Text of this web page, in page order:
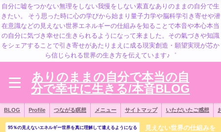
自分に嘘をつかない無理をしない我慢をしない素直なありのままの自分で生
きたい。 そう思った時に心の学びから始まり量子力学や脳科学引き寄せや潜
在意識などの見えない世界エネルギーの仕組みを知ることで本音や本心本当
の自分に気づき幸せに生きられるようになって来ました。その氣づきや知識
をシェアすることで引き寄せがあたりまえに成る現実創造・願望実現が芯か
ら信じられる世界の生き方を伝えています♪゛
ありのままの自分で本当の自
分で幸せに生きる/本音BLOG
BLOG Profile つながる瞑想 メニュー サイトマップ いただいたご感想
95％の見えないエネルギー世界を真に理解して遣えるようになる
見えない世界の仕組みを